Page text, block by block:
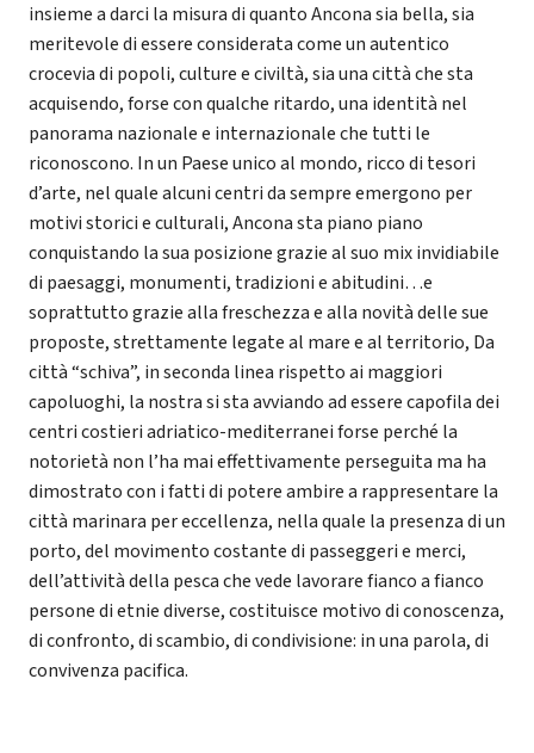
insieme a darci la misura di quanto Ancona sia bella, sia
meritevole di essere considerata come un autentico
crocevia di popoli, culture e civiltà, sia una città che sta
acquisendo, forse con qualche ritardo, una identità nel
panorama nazionale e internazionale che tutti le
riconoscono. In un Paese unico al mondo, ricco di tesori
d’arte, nel quale alcuni centri da sempre emergono per
motivi storici e culturali, Ancona sta piano piano
conquistando la sua posizione grazie al suo mix invidiabile
di paesaggi, monumenti, tradizioni e abitudini…e
soprattutto grazie alla freschezza e alla novità delle sue
proposte, strettamente legate al mare e al territorio, Da
città “schiva”, in seconda linea rispetto ai maggiori
capoluoghi, la nostra si sta avviando ad essere capofila dei
centri costieri adriatico-mediterranei forse perché la
notorietà non l’ha mai effettivamente perseguita ma ha
dimostrato con i fatti di potere ambire a rappresentare la
città marinara per eccellenza, nella quale la presenza di un
porto, del movimento costante di passeggeri e merci,
dell’attività della pesca che vede lavorare fianco a fianco
persone di etnie diverse, costituisce motivo di conoscenza,
di confronto, di scambio, di condivisione: in una parola, di
convivenza pacifica.